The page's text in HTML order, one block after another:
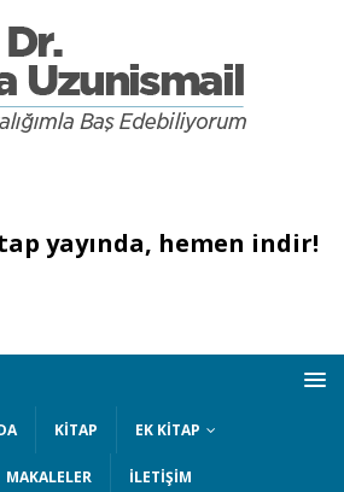
yayında, hemen indir!
KITAP EK KITAP
MAKALELER İLETIŞIM